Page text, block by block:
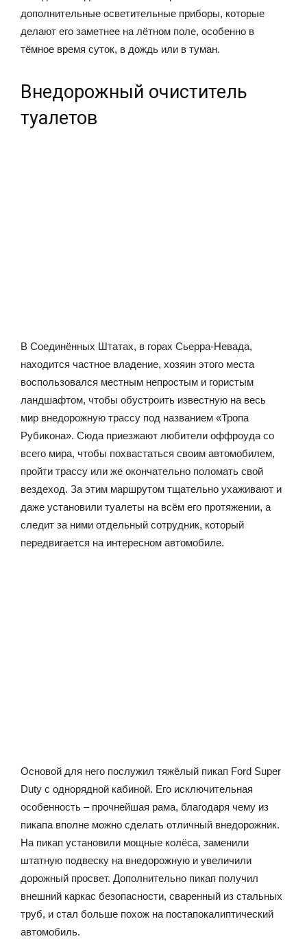
дополнительные осветительные приборы, которые
делают его заметнее на лётном поле, особенно в
тёмное время суток, в дождь или в туман.
Внедорожный очиститель
туалетов
В Соединённых Штатах, в горах Сьерра-Невада,
находится частное владение, хозяин этого места
воспользовался местным непростым и гористым
ландшафтом, чтобы обустроить известную на весь
мир внедорожную трассу под названием «Тропа
Рубикона». Сюда приезжают любители оффроуда со
всего мира, чтобы похвастаться своим автомобилем,
пройти трассу или же окончательно поломать свой
вездеход. За этим маршрутом тщательно ухаживают и
даже установили туалеты на всём его протяжении, а
следит за ними отдельный сотрудник, который
передвигается на интересном автомобиле.
Основой для него послужил тяжёлый пикап Ford Super
Duty с однорядной кабиной. Его исключительная
особенность – прочнейшая рама, благодаря чему из
пикапа вполне можно сделать отличный внедорожник.
На пикап установили мощные колёса, заменили
штатную подвеску на внедорожную и увеличили
дорожный просвет. Дополнительно пикап получил
внешний каркас безопасности, сваренный из стальных
труб, и стал больше похож на постапокалиптический
автомобиль.